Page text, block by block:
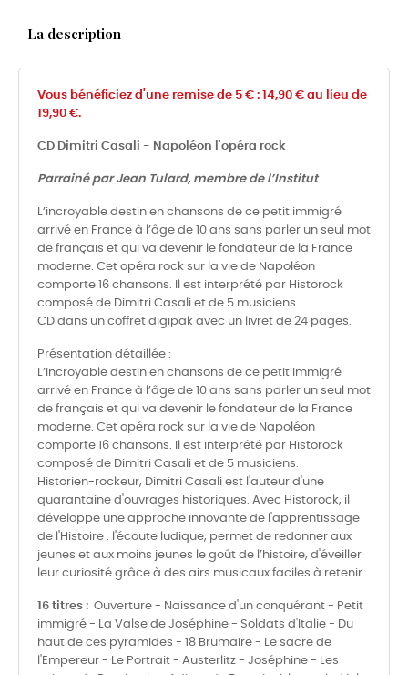
La description
Vous bénéficiez d'une remise de 5 € : 14,90 € au lieu de
19,90 €.
CD Dimitri Casali - Napoléon l'opéra rock
Parrainé par Jean Tulard, membre de l’Institut
L’incroyable destin en chansons de ce petit immigré
arrivé en France à l’âge de 10 ans sans parler un seul mot
de français et qui va devenir le fondateur de la France
moderne. Cet opéra rock sur la vie de Napoléon
comporte 16 chansons. Il est interprété par Historock
composé de Dimitri Casali et de 5 musiciens.
CD dans un coffret digipak avec un livret de 24 pages.
Présentation détaillée :
L’incroyable destin en chansons de ce petit immigré
arrivé en France à l’âge de 10 ans sans parler un seul mot
de français et qui va devenir le fondateur de la France
moderne. Cet opéra rock sur la vie de Napoléon
comporte 16 chansons. Il est interprété par Historock
composé de Dimitri Casali et de 5 musiciens.
Historien-rockeur, Dimitri Casali est l'auteur d'une
quarantaine d'ouvrages historiques. Avec Historock, il
développe une approche innovante de l'apprentissage
de l'Histoire : l'écoute ludique, permet de redonner aux
jeunes et aux moins jeunes le goût de l’histoire, d'éveiller
leur curiosité grâce à des airs musicaux faciles à retenir.
16 titres : Ouverture - Naissance d'un conquérant - Petit
immigré - La Valse de Joséphine - Soldats d'Italie - Du
haut de ces pyramides - 18 Brumaire - Le sacre de
l'Empereur - Le Portrait - Austerlitz - Joséphine - Les